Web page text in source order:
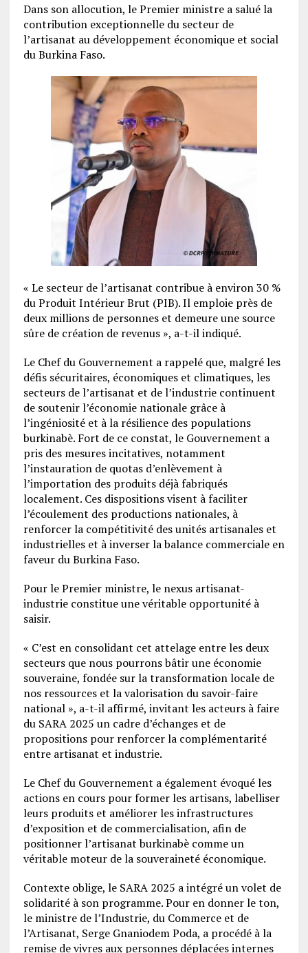
Dans son allocution, le Premier ministre a salué la
contribution exceptionnelle du secteur de
l’artisanat au développement économique et social
du Burkina Faso.
« Le secteur de l’artisanat contribue à environ 30 %
du Produit Intérieur Brut (PIB). Il emploie près de
deux millions de personnes et demeure une source
sûre de création de revenus », a-t-il indiqué.
Le Chef du Gouvernement a rappelé que, malgré les
défis sécuritaires, économiques et climatiques, les
secteurs de l’artisanat et de l’industrie continuent
de soutenir l’économie nationale grâce à
l’ingéniosité et à la résilience des populations
burkinabè. Fort de ce constat, le Gouvernement a
pris des mesures incitatives, notamment
l’instauration de quotas d’enlèvement à
l’importation des produits déjà fabriqués
localement. Ces dispositions visent à faciliter
l’écoulement des productions nationales, à
renforcer la compétitivité des unités artisanales et
industrielles et à inverser la balance commerciale en
faveur du Burkina Faso.
Pour le Premier ministre, le nexus artisanat-
industrie constitue une véritable opportunité à
saisir.
« C’est en consolidant cet attelage entre les deux
secteurs que nous pourrons bâtir une économie
souveraine, fondée sur la transformation locale de
nos ressources et la valorisation du savoir-faire
national », a-t-il affirmé, invitant les acteurs à faire
du SARA 2025 un cadre d’échanges et de
propositions pour renforcer la complémentarité
entre artisanat et industrie.
Le Chef du Gouvernement a également évoqué les
actions en cours pour former les artisans, labelliser
leurs produits et améliorer les infrastructures
d’exposition et de commercialisation, afin de
positionner l’artisanat burkinabè comme un
véritable moteur de la souveraineté économique.
Contexte oblige, le SARA 2025 a intégré un volet de
solidarité à son programme. Pour en donner le ton,
le ministre de l’Industrie, du Commerce et de
l’Artisanat, Serge Gnaniodem Poda, a procédé à la
remise de vivres aux personnes déplacées internes